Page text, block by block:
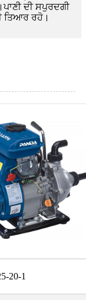
ਦੀ ਸਪੁਰਦਗੀ
ਤਿਆਰ ਰਹੋ।
20-1